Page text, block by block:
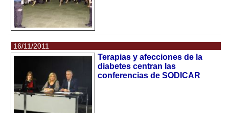
16/11/2011
Terapias y afecciones de la
diabetes centran las
conferencias de SODICAR